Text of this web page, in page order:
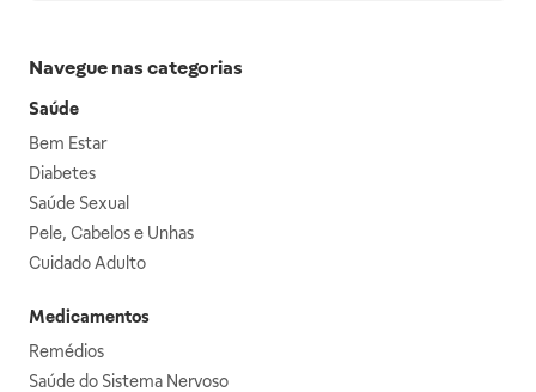
Navegue nas categorias
Saúde
Bem Estar
Diabetes
Saúde Sexual
Pele, Cabelos e Unhas
Cuidado Adulto
Medicamentos
Remédios
Saúde do Sistema Nervoso